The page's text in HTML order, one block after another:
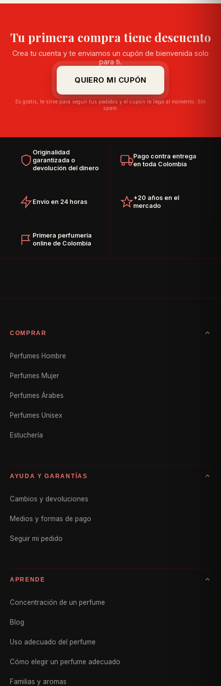
Tu primera compra tiene descuento
Crea tu cuenta y te enviamos un cupón de bienvenida solo
para ti.
QUIERO MI CUPÓN
Es gratis, te sirve para seguir tus pedidos y el cupón te llega al momento. Sin
spam.
Originalidad
garantizada o
devolución del dinero
Pago contra entrega
en toda Colombia
Envío en 24 horas
+20 años en el
mercado
Primera perfumería
online de Colombia
COMPRAR
Perfumes Hombre
Perfumes Mujer
Perfumes Árabes
Perfumes Unisex
Estuchería
AYUDA Y GARANTÍAS
Cambios y devoluciones
Medios y formas de pago
Seguir mi pedido
APRENDE
Concentración de un perfume
Blog
Uso adecuado del perfume
Cómo elegir un perfume adecuado
Familias y aromas